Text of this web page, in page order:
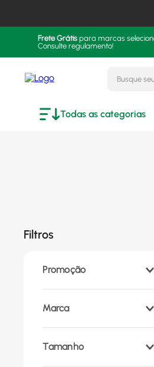
Frete Grátis para marcas
Consulte regulamento!
Todas as categorias
Filtros
Promoção
Marca
Zaka (6
Tamanho